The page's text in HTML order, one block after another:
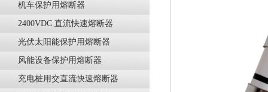
机车保护用熔断器
2400VDC 直流快速熔断器
光伏太阳能保护用熔断器
风能设备保护用熔断器
充电桩用交直流快速熔断器